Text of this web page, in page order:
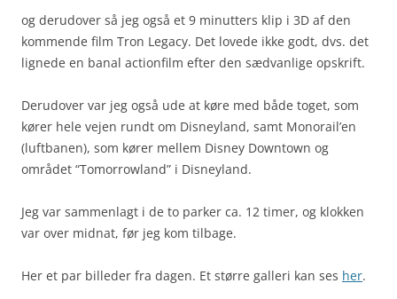
og derudover så jeg også et 9 minutters klip i 3D af den
kommende film Tron Legacy. Det lovede ikke godt, dvs. det
lignede en banal actionfilm efter den sædvanlige opskrift.
Derudover var jeg også ude at køre med både toget, som
kører hele vejen rundt om Disneyland, samt Monorail’en
(luftbanen), som kører mellem Disney Downtown og
området “Tomorrowland” i Disneyland.
Jeg var sammenlagt i de to parker ca. 12 timer, og klokken
var over midnat, før jeg kom tilbage.
Her et par billeder fra dagen. Et større galleri kan ses her.